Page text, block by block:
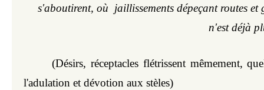
s'aboutirent, où  jaillissements dépeçant routes et
n'est déjà
(Désirs, réceptacles flétrissent mêmement,
l'adulation et dévotion aux stèles)